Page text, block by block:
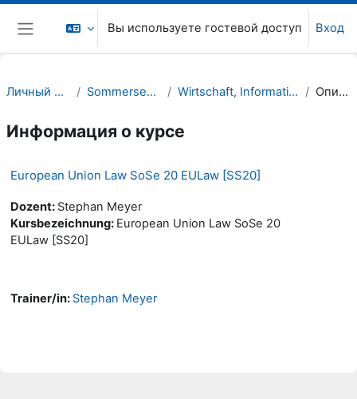
Перейти к основному содержанию
Боковая панель
Вы используете гостевой доступ Вход
Личный кабинет Sommersemester 20 Wirtschaft, Informatik, Recht (WIR) Описание
Информация о курсе
European Union Law SoSe 20 EULaw [SS20]
Dozent: Stephan Meyer
Kursbezeichnung: European Union Law SoSe 20
EULaw [SS20]
Trainer/in: Stephan Meyer